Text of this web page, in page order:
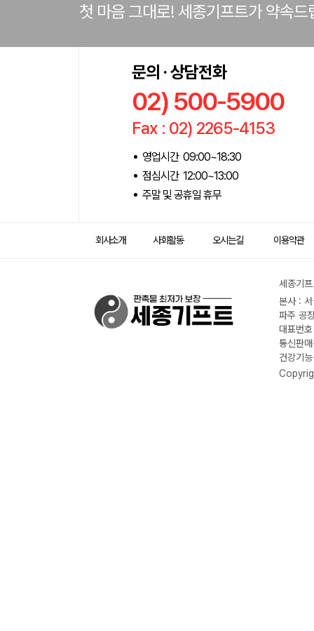
첫 마음 그대로! 세종기프트가 약속드
문의 · 상담전화
02) 500-5900
Fax : 02) 2265-4153
영업시간 09:00~18:30
점심시간 12:00~13:00
주말 및 공휴일 휴무
회사소개 사회활동 오시는길 이용약관
세종기
본사 :
파주 공
대표번
통신판
건강기